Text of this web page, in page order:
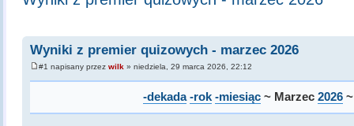
Wyniki z premier quizowych - marzec 2026
#1 napisany przezwilk » niedziela, 29 marca 2026, 22:12
-dekada -rok -miesiąc ~ Marzec2026